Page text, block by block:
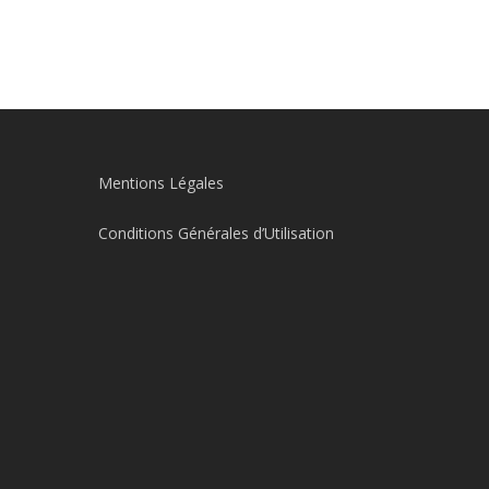
Mentions Légales
Conditions Générales d’Utilisation